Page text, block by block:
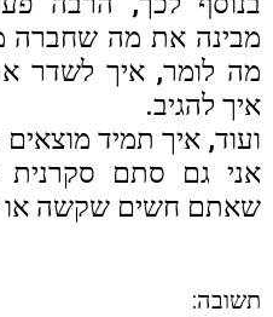
מבינה את מה שחברה
מה לומר, איך לשדר
איך להגיב.
ועוד, איך תמיד
אני גם סתם
שאתם חשים שקשה או
תשובה: